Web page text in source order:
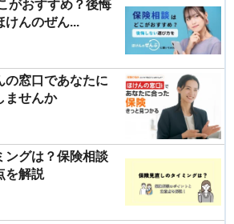
がおすすめ？後悔
けんのぜん...
の窓口であなたに
ませんか
ングは？保険相談
を解説